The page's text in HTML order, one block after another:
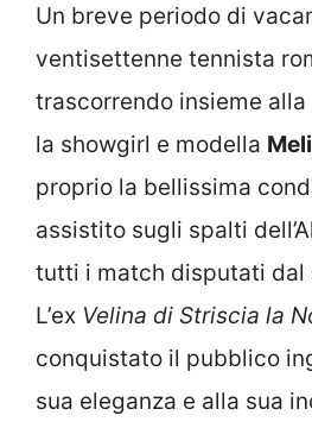
Un breve periodo di
ventisettenne tennista
trascorrendo insieme
la showgirl e modella
proprio la bellissima
assistito sugli spalti
tutti i match disputati dal
L’ex Velina di Striscia la
conquistato il pubblico
sua eleganza e alla sua